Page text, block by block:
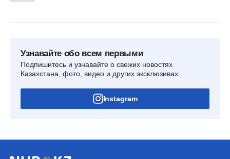
Узнавайте обо всем первыми
Подпишитесь и узнавайте о свежих новостях
Казахстана, фото, видео и других эксклюзивах
Instagram